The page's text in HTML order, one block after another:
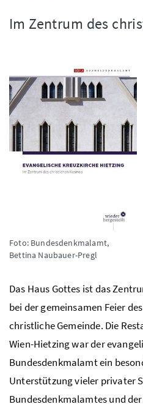
Im Zentrum des
Foto: Bundesdenkmalamt,
Bettina Naubauer-Pregl
Das Haus Gottes ist das
bei der gemeinsamen Feier
christliche Gemeinde. Die
Wien-Hietzing war der
Bundesdenkmalamt ein
Unterstützung vieler privater
Bundesdenkmalamtes und